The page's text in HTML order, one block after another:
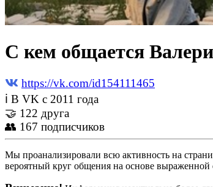
С кем общается
https://vk.com/id154111465
ℹ В VK с 2011 года
🤝 122 друга
👥 167 подписчиков
Мы проанализировали всю активность на
вероятный круг общения на основе выраженной